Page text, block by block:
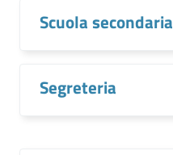
Scuola secondaria
Segreteria